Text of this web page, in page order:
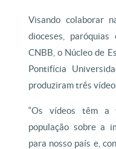
Visando colaborar
dioceses,
CNBB, o Núcleo de
Pontifícia
produziram três
“Os vídeos têm a
população sobre a
para nosso país e,